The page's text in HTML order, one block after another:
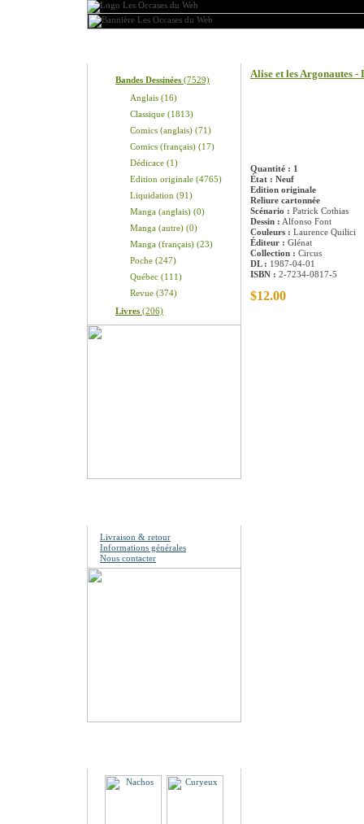
Bandes Dessinées (7529)
Anglais (16)
Classique (1813)
Comics (anglais) (71)
Comics (français) (17)
Dédicace (1)
Edition originale (4765)
Liquidation (91)
Manga (anglais) (0)
Manga (autre) (0)
Manga (français) (23)
Poche (247)
Québec (111)
Revue (374)
Livres (206)
Livraison & retour
Informations générales
Nous contacter
Alise et les Argonautes
Quantité : 1
État : Neuf
Edition originale
Reliure cartonnée
Scénario : Patrick Cothias
Dessin : Alfonso Font
Couleurs : Laurence Quilici
Éditeur : Glénat
Collection : Circus
DL : 1987-04-01
ISBN : 2-7234-0817-5
$12.00